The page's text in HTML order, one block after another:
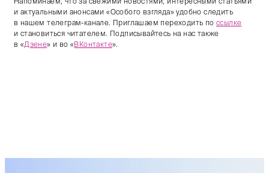
и актуальными анонсами «Особого взгляда» удобно следить
в нашем телеграм-канале. Приглашаем переходить по ссылке
и становиться читателем. Подписывайтесь на нас также
в «Дзене» и во «ВКонтакте».